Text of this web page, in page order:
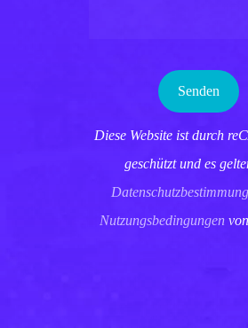
Diese Website ist durch
geschützt und es
Nutzungsbedingungen